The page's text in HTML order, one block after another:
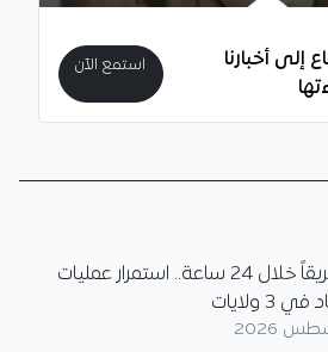
إلى أخبارنا
استمع الآن
56 حريقاً خلال 24 ساعة.. استمرار عمليات
3 ولايات